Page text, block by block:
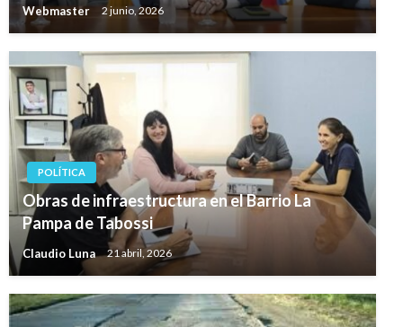
Webmaster 2 junio, 2026
POLÍTICA
Obras de infraestructura en el Barrio La
Pampa de Tabossi
Claudio Luna 21 abril, 2026